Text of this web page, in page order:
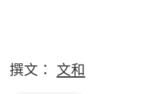
撰文： 文和